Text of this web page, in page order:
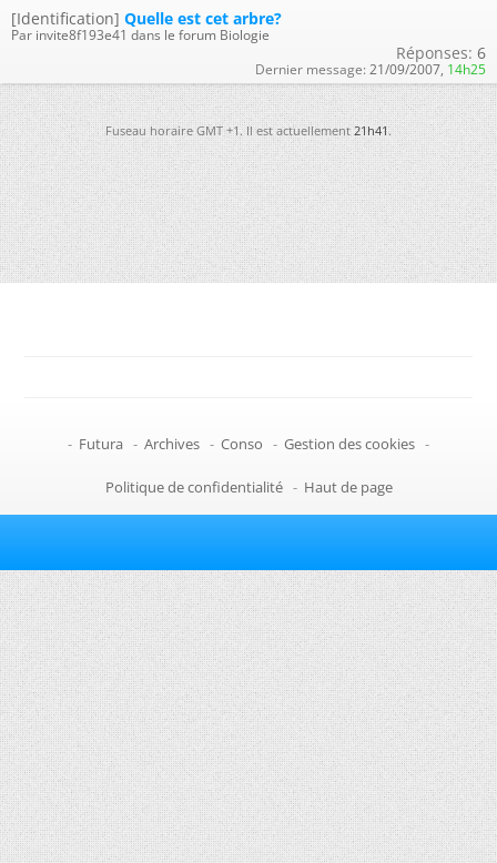
[Identification] Quelle est cet arbre?
Par invite8f193e41 dans le forum Biologie
Réponses: 6
Dernier message: 21/09/2007, 14h25
Fuseau horaire GMT +1. Il est actuellement21h41.
- Futura - Archives - Conso - Gestion des cookies -
Politique de confidentialité - Haut de page